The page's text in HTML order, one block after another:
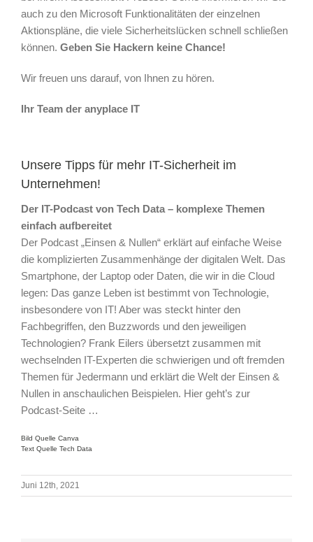
auch zu den Microsoft Funktionalitäten der einzelnen
Aktionspläne, die viele Sicherheitslücken schnell schließen
können. Geben Sie Hackern keine Chance!
Wir freuen uns darauf, von Ihnen zu hören.
Ihr Team der anyplace IT
Unsere Tipps für mehr IT-Sicherheit im
Unternehmen!
Der IT-Podcast von Tech Data – komplexe Themen
einfach aufbereitet
Der Podcast „Einsen & Nullen“ erklärt auf einfache Weise
die komplizierten Zusammenhänge der digitalen Welt. Das
Smartphone, der Laptop oder Daten, die wir in die Cloud
legen: Das ganze Leben ist bestimmt von Technologie,
insbesondere von IT! Aber was steckt hinter den
Fachbegriffen, den Buzzwords und den jeweiligen
Technologien? Frank Eilers übersetzt zusammen mit
wechselnden IT-Experten die schwierigen und oft fremden
Themen für Jedermann und erklärt die Welt der Einsen &
Nullen in anschaulichen Beispielen. Hier geht’s zur
Podcast-Seite …
Bild Quelle Canva
Text Quelle Tech Data
Juni 12th, 2021